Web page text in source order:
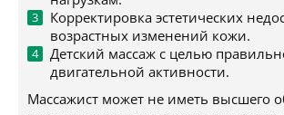
Корректировка эстетических
возрастных изменений кожи.
Детский массаж с целью
двигательной активности.
Массажист может не иметь высшего